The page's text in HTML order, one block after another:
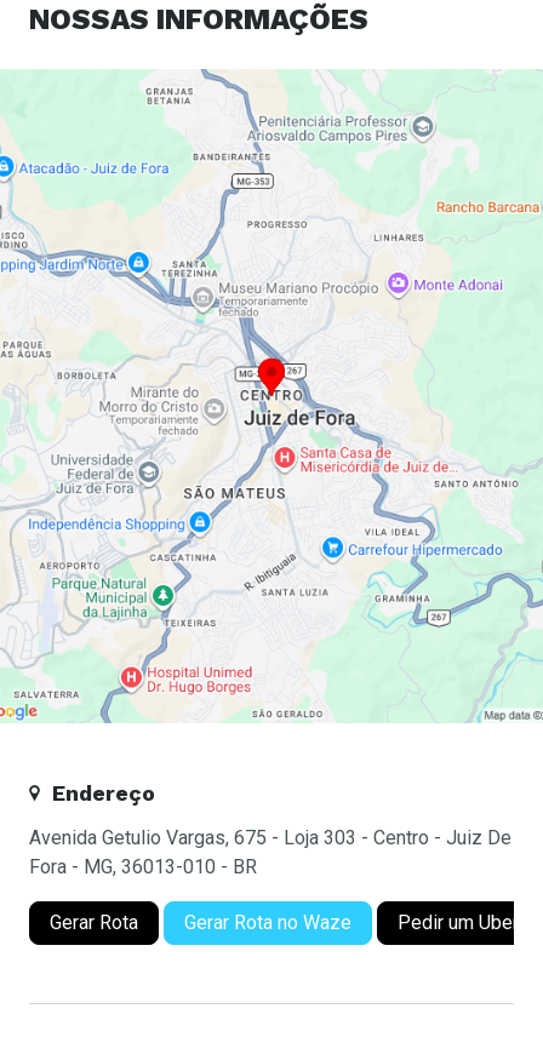
NOSSAS INFORMAÇÕES
Endereço
Avenida Getulio Vargas, 675 - Loja 303 - Centro - Juiz De
Fora - MG, 36013-010 - BR
Gerar Rota Gerar Rota no Waze Pedir um Uber